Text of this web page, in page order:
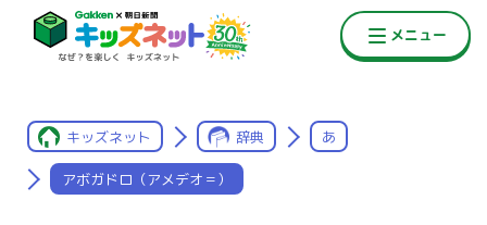
キッズネット 辞典 あ
アボガドロ（アメデオ＝）